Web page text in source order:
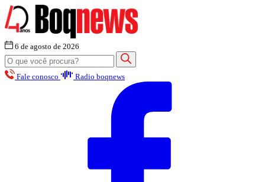
6 de agosto de 2026
Fale conosco Radio boqnews